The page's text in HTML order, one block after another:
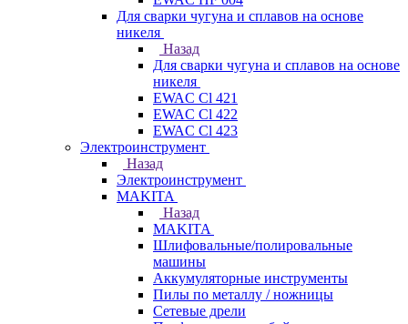
Для сварки чугуна и сплавов на основе
никеля
Назад
Для сварки чугуна и сплавов на основе
никеля
EWAC Cl 421
EWAC Cl 422
EWAC Cl 423
Электроинструмент
Назад
Электроинструмент
МAKITA
Назад
МAKITA
Шлифовальные/полировальные
машины
Аккумуляторные инструменты
Пилы по металлу / ножницы
Сетевые дрели